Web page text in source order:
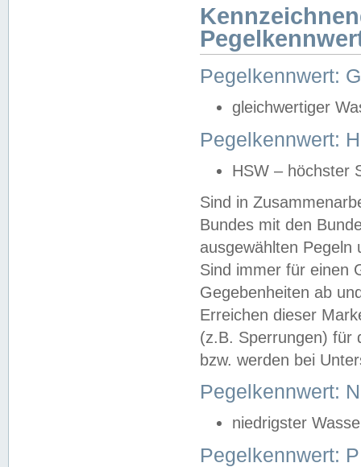
Pegelkennwert:
gleichwertiger
Pegelkennwert:
HSW – höchster
Sind in
Bundes mit den
ausgewählten
Sind immer für einen
Gegebenheiten ab
Erreichen dieser
(z.B. Sperrungen) für
bzw. werden bei
Pegelkennwert:
niedrigster
Pegelkennwert: